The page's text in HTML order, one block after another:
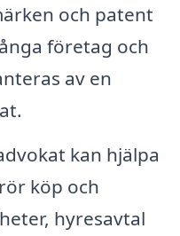
och patent
företag och
av en
kan hjälpa
köp och
hyresavtal